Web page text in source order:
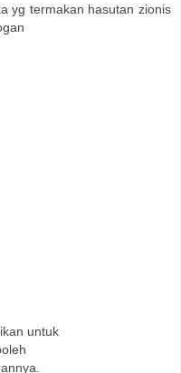
yg termakan hasutan zionis
untuk